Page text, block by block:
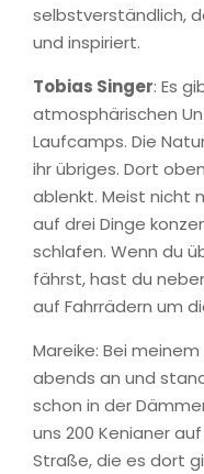
selbstverständlich,
und inspiriert.
Tobias Singer: Es
atmosphärischen
Laufcamps. Die
ihr übriges. Dort
ablenkt. Meist nicht
auf drei Dinge
schlafen. Wenn du
fährst, hast du
auf Fahrrädern um
Mareike: Bei
abends an und
schon in der
uns 200 Kenianer
Straße, die es dort